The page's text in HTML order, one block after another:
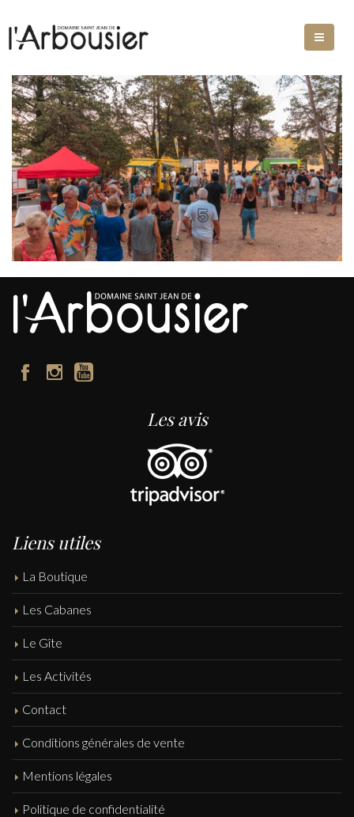
Les avis
Liens utiles
La Boutique
Les Cabanes
Le Gîte
Les Activités
Contact
Conditions générales de vente
Mentions légales
Politique de confidentialité